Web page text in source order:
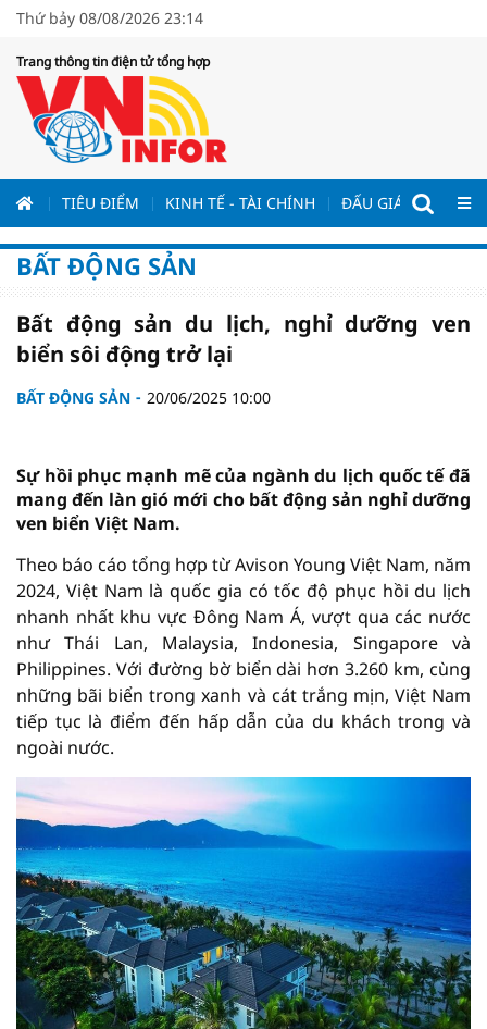
Thứ bảy 08/08/2026 23:14
Trang thông tin điện tử tổng hợp
TIÊU ĐIỂM KINH TẾ - TÀI CHÍNH ĐẤU GIÁ - ĐẤU
BẤT ĐỘNG SẢN
Bất động sản du lịch, nghỉ dưỡng ven
biển sôi động trở lại
BẤT ĐỘNG SẢN 20/06/2025 10:00
Sự hồi phục mạnh mẽ của ngành du lịch quốc tế đã
mang đến làn gió mới cho bất động sản nghỉ dưỡng
ven biển Việt Nam.
Theo báo cáo tổng hợp từ Avison Young Việt Nam, năm
2024, Việt Nam là quốc gia có tốc độ phục hồi du lịch
nhanh nhất khu vực Đông Nam Á, vượt qua các nước
như Thái Lan, Malaysia, Indonesia, Singapore và
Philippines. Với đường bờ biển dài hơn 3.260 km, cùng
những bãi biển trong xanh và cát trắng mịn, Việt Nam
tiếp tục là điểm đến hấp dẫn của du khách trong và
ngoài nước.